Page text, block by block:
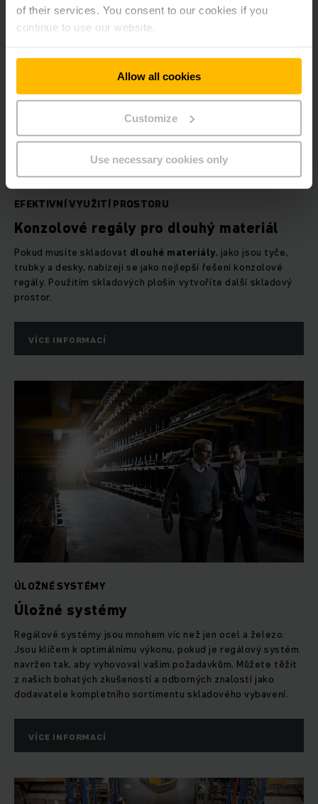
of their services. You consent to our cookies if you
continue to use our website.
Allow all cookies
Customize
Use necessary cookies only
EFEKTIVNÍ VYUŽITÍ PROSTORU
Konzolové regály pro dlouhý materiál
Pokud musíte skladovat dlouhé materiály, jako jsou tyče,
trubky a desky, nabízejí se jako nejlepší řešení konzolové
regály. Použitím skladových plošin vytvoříte další skladový
prostor.
VÍCE INFORMACÍ
ÚLOŽNÉ SYSTÉMY
Úložné systémy
Regálové systémy jsou mnohem víc než jen ocel a železo.
Jsou klíčem k optimálnímu výkonu, pokud je regálový systém
navržen tak, aby vyhovoval vašim požadavkům. Můžete těžit
z našich bohatých zkušeností a odborných znalostí jako
dodavatele kompletního sortimentu skladového vybavení.
VÍCE INFORMACÍ